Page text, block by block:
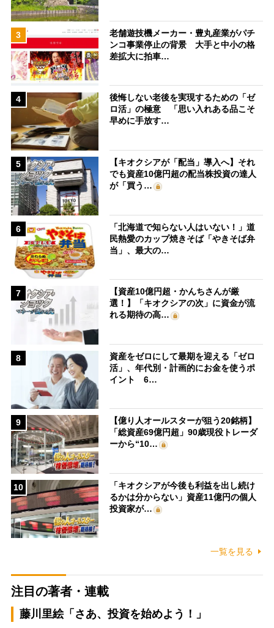
3
老舗遊技機メーカー・豊丸産業がパチ
ンコ事業停止の背景 大手と中小の格
差拡大に拍車…
4
後悔しない老後を実現するための「ゼ
ロ活」の極意 「思い入れある品こそ
早めに手放す…
5
【キオクシアが「配当」導入へ】それ
でも資産10億円超の配当株投資の達人
が「買う…
6
「北海道で知らない人はいない！」道
民熱愛のカップ焼きそば「やきそば弁
当」、最大の…
7
【資産10億円超・かんちさんが厳
選！】「キオクシアの次」に資金が流
れる期待の高…
8
資産をゼロにして最期を迎える「ゼロ
活」、年代別・計画的にお金を使うポ
イント 6…
9
【億り人オールスターが狙う20銘柄】
「総資産69億円超」90歳現役トレーダ
ーから“10…
10
「キオクシアが今後も利益を出し続け
るかは分からない」資産11億円の個人
投資家が…
一覧を見る
注目の著者・連載
藤川里絵「さあ、投資を始めよう！」